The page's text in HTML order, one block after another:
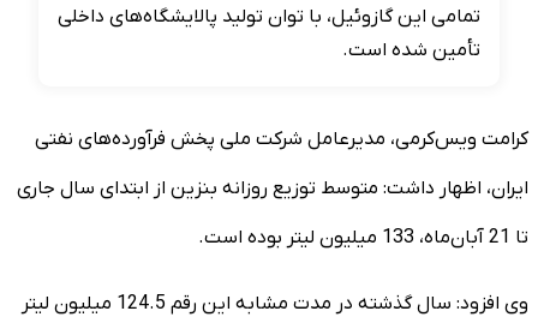
تمامی این گازوئیل، با توان تولید پالایشگاه‌های داخلی
تأمین شده است.
کرامت ویس‌کرمی، مدیرعامل شرکت ملی پخش فرآورده‌های نفتی
ایران، اظهار داشت: متوسط توزیع روزانه بنزین از ابتدای سال جاری
تا 21 آبان‌ماه، 133 میلیون لیتر بوده است.
وی افزود: سال گذشته در مدت مشابه این رقم 124.5 میلیون لیتر